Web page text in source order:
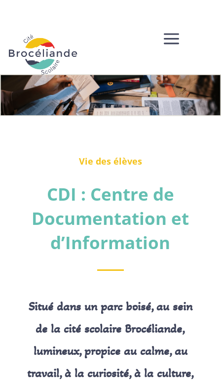
a
Vie des élèves
CDI : Centre de
Documentation et
d’Information
Situé dans un parc boisé, au sein
de la cité scolaire Brocéliande,
lumineux, propice au calme, au
travail, à la curiosité, à la culture,